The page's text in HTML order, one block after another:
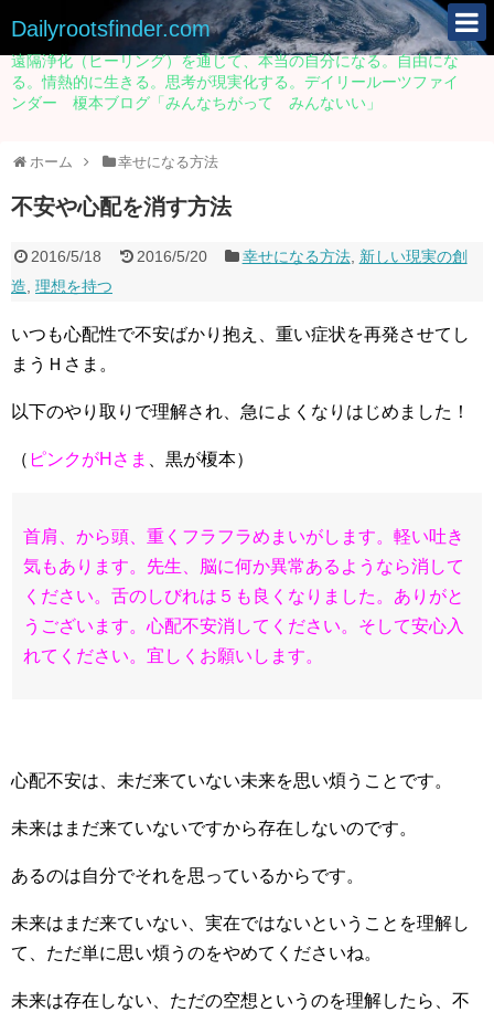
Dailyrootsfinder.com
遠隔浄化（ヒーリング）を通じて、本当の自分になる。自由にな
る。情熱的に生きる。思考が現実化する。デイリールーツファイ
ンダー 榎本ブログ「みんなちがって みんないい」
ホーム 幸せになる方法
不安や心配を消す方法
2016/5/18 2016/5/20 幸せになる方法, 新しい現実の創
造 理想を持つ
いつも心配性で不安ばかり抱え、重い症状を再発させてし
まうＨさま。
以下のやり取りで理解され、急によくなりはじめました！
（ ピンクがHさま 、黒が榎本）
首肩、から頭、重くフラフラめまいがします。軽い吐き
気もあります。先生、脳に何か異常あるようなら消して
ください。舌のしびれは５も良くなりました。ありがと
うございます。心配不安消してください。そして安心入
れてください。宜しくお願いします。
心配不安は、未だ来ていない未来を思い煩うことです。
未来はまだ来ていないですから存在しないのです。
あるのは自分でそれを思っているからです。
未来はまだ来ていない、実在ではないということを理解し
て、ただ単に思い煩うのをやめてくださいね。
未来は存在しない、ただの空想というのを理解したら、不